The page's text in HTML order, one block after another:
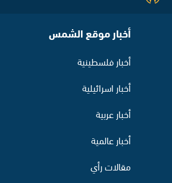
أخبار موقع الشمس
أخبار فلسطينية
أخبار اسرائيلية
أخبار عربية
أخبار عالمية
مقالات رأي